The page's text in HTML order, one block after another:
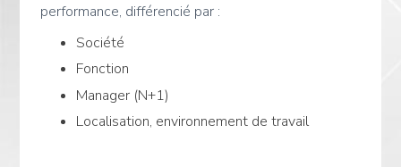
performance, différencié par :
Société
Fonction
Manager (N+1)
Localisation, environnement de travail